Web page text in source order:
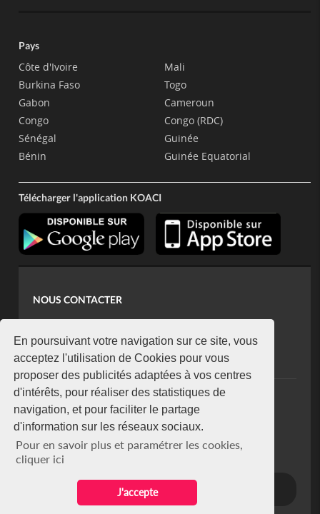
En poursuivant votre navigation sur ce site, vous
acceptez l'utilisation de Cookies pour vous
proposer des publicités adaptées à vos centres
d'intérêts, pour réaliser des statistiques de
navigation, et pour faciliter le partage
d'information sur les réseaux sociaux.
Pour en savoir plus et paramétrer les cookies,
cliquer ici
J'accepte
Pays
Côte d'Ivoire
Burkina Faso
Gabon
Congo
Sénégal
Bénin
Mali
Togo
Cameroun
Congo (RDC)
Guinée
Guinée Equatorial
Télécharger l'application KOACI
NOUS CONTACTER
koaci@yahoo.fr
+225 07 08 85 52 93
NEWSLETTER
Restez connecté via notre newsletter
S'abonner
Se désabonner